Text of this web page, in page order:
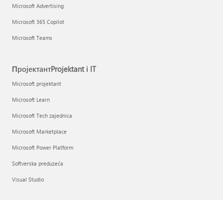
Microsoft Advertising
Microsoft 365 Copilot
Microsoft Teams
ПројектантProjektant i IT
Microsoft projektant
Microsoft Learn
Microsoft Tech zajednica
Microsoft Marketplace
Microsoft Power Platform
Softverska preduzeća
Visual Studio